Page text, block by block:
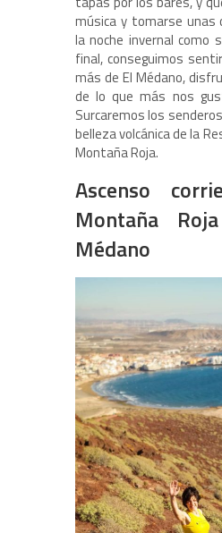
música y tomarse unas
la noche invernal como
final, conseguimos
más de El Médano,
de lo que más nos
Surcaremos los
belleza volcánica de la
Montaña Roja.
Ascenso
Montaña
Médano